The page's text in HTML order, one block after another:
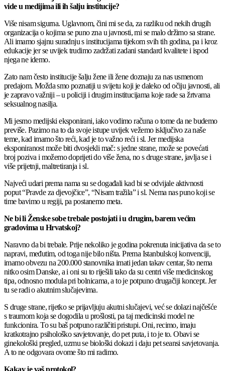
vide u medijima ili ih šalju institucije?
Više nisam sigurna. Uglavnom, čini mi se da, za razliku od nekih drugih
organizacija o kojima se puno zna u javnosti, mi se malo držimo sa strane.
Ali imamo sjajnu suradnju s institucijama tijekom svih tih godina, pa i kroz
edukacije jer se uvijek trudimo zadržati zadani standard kvalitete i ispod
njega ne idemo.
Zato nam često institucije šalju žene ili žene doznaju za nas usmenom
predajom. Možda smo poznatiji u svijetu koji je daleko od očiju javnosti, ali
je zapravo važniji – u policiji i drugim institucijama koje rade sa žrtvama
seksualnog nasilja.
Mi jesmo medijski eksponirani, iako vodimo računa o tome da ne budemo
previše. Pazimo na to da svoje istupe uvijek vežemo isključivo za naše
teme, kad imamo što reći, kad je to važno reći i sl. Jer medijska
eksponiranost može biti dvosjekli mač: s jedne strane, može se povećati
broj poziva i možemo doprijeti do više žena, no s druge strane, javlja se i
više prijetnji, maltretiranja i sl.
Najveći udari prema nama su se događali kad bi se odvijale aktivnosti
poput “Pravde za djevojčice”, “Nisam tražila” i sl. Nema nas puno koji se
time bavimo u regiji, pa postanemo meta.
Ne bi li Ženske sobe trebale postojati i u drugim, barem većim
gradovima u Hrvatskoj?
Naravno da bi trebale. Prije nekoliko je godina pokrenuta inicijativa da se to
napravi, međutim, od toga nije bilo ništa. Prema Istanbulskoj konvenciji,
imamo obvezu na 200.000 stanovnika imati jedan takav centar, što nema
nitko osim Danske, a i oni su to riješili tako da su centri više medicinskog
tipa, odnosno modula pri bolnicama, a to je potpuno drugačiji koncept. Jer
tu se radi o akutnim slučajevima.
S druge strane, rijetko se prijavljuju akutni slučajevi, već se dolazi najčešće
s traumom koja se dogodila u prošlosti, pa taj medicinski model ne
funkcionira. To su baš potpuno različiti pristupi. Oni, recimo, imaju
kratkotrajno psihološko savjetovanje, do pet puta, i to je to. Obavi se
ginekološki pregled, uzmu se biološki dokazi i daju pet seansi savjetovanja.
A to ne odgovara ovome što mi radimo.